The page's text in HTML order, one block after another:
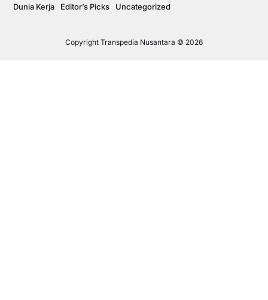
Copyright Transpedia Nusantara © 2026
Dunia Kerja
Editor’s Picks Uncategorized